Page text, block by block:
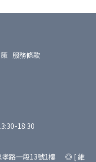
服務條款
18:30
孝路一段13號1樓 ◎ [ 維